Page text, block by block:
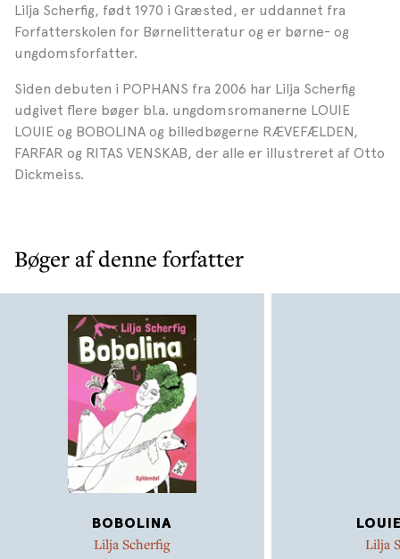
Lilja Scherfig, født 1970 i Græsted, er uddannet fra
Forfatterskolen for Børnelitteratur og er børne- og
ungdomsforfatter.
Siden debuten i POPHANS fra 2006 har Lilja Scherfig
udgivet flere bøger bl.a. ungdomsromanerne LOUIE
LOUIE og BOBOLINA og billedbøgerne RÆVEFÆLDEN,
FARFAR og RITAS VENSKAB, der alle er illustreret af Otto
Dickmeiss.
Bøger af denne forfatter
BOBOLINA
Lilja Scherfig Lilja